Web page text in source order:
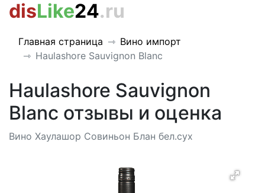
disLike24.ru
Главная страница
Вино импорт
Haulashore Sauvignon Blanc
Haulashore Sauvignon
Blanc отзывы и оценка
Вино Хаулашор Совиньон Блан бел.сух